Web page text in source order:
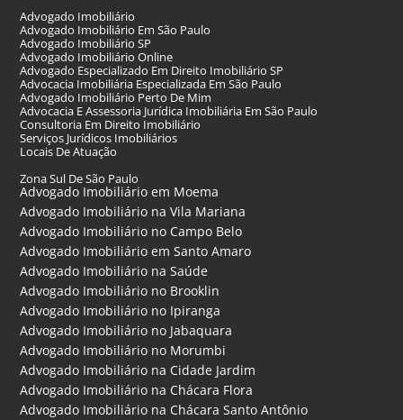
Advogado Imobiliário
Advogado Imobiliário Em São Paulo
Advogado Imobiliário SP
Advogado Imobiliário Online
Advogado Especializado Em Direito Imobiliário SP
Advocacia Imobiliária Especializada Em São Paulo
Advogado Imobiliário Perto De Mim
Advocacia E Assessoria Jurídica Imobiliária Em São Paulo
Consultoria Em Direito Imobiliário
Serviços Jurídicos Imobiliários
Locais De Atuação
Zona Sul De São Paulo
Advogado Imobiliário em Moema
Advogado Imobiliário na Vila Mariana
Advogado Imobiliário no Campo Belo
Advogado Imobiliário em Santo Amaro
Advogado Imobiliário na Saúde
Advogado Imobiliário no Brooklin
Advogado Imobiliário no Ipiranga
Advogado Imobiliário no Jabaquara
Advogado Imobiliário no Morumbi
Advogado Imobiliário na Cidade Jardim
Advogado Imobiliário na Chácara Flora
Advogado Imobiliário na Chácara Santo Antônio